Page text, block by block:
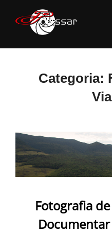
para
conteúdo
Categoria:
Fotografia